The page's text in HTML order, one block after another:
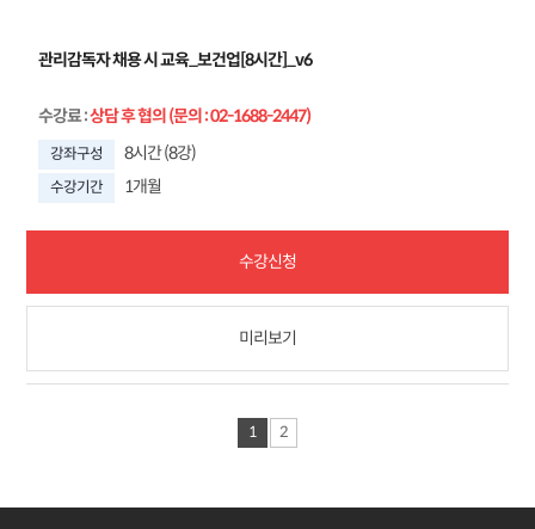
관리감독자 채용 시 교육_보건업[8시간]_v6
수강료:상담 후 협의 (문의 : 02-1688-2447)
강좌구성 8시간 (8강)
수강기간 1개월
수강신청
미리보기
1 2